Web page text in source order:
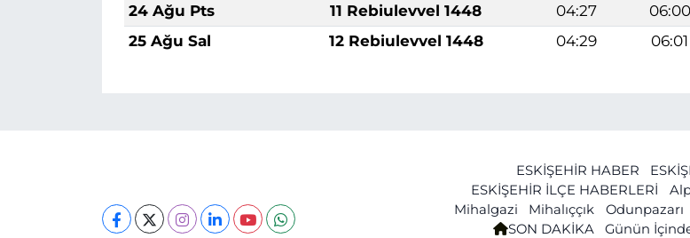
24 Ağu Pts
11 Rebiulevvel 1448 04:27 06:00
25 Ağu Sal
12 Rebiulevvel 1448 04:29 06:01
ESKİŞEHİR HABER
ESKİŞEHİR İLÇE HABERLERİ
Mihalgazi
Mihalıççık Odunpazarı
SON DAKİKA
Günün